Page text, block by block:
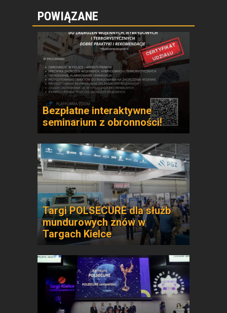
POWIĄZANE
Bezpłatne interaktywne
seminarium z obronności!
Targi POLSECURE dla służb
mundurowych znów w
Targach Kielce